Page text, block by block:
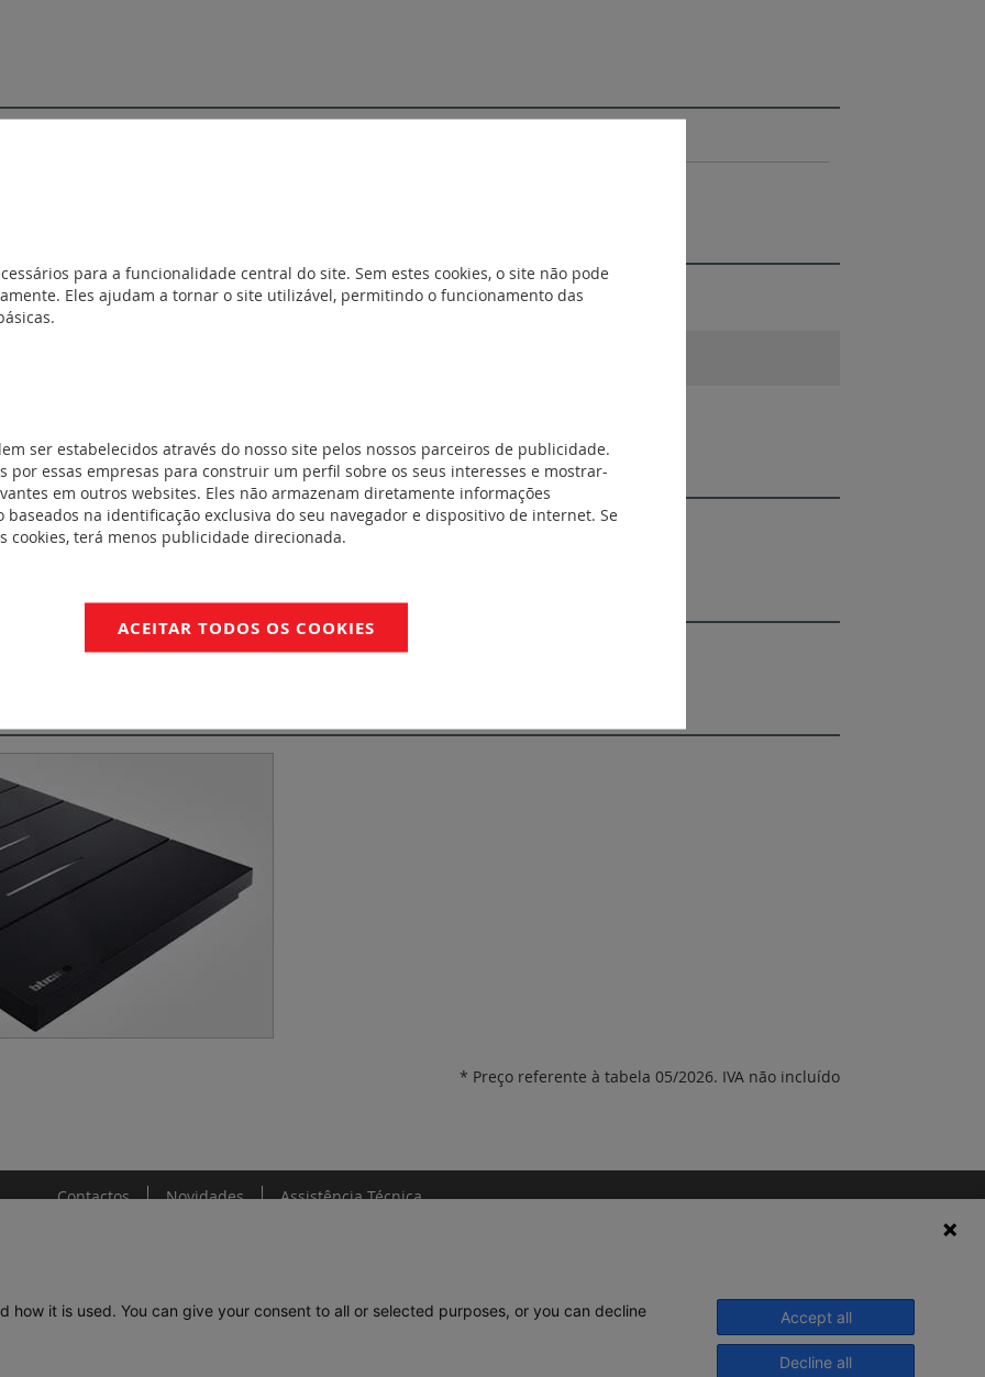
NotíciaTécnica
KNX EIB-5/16503/20
* Preço referente à tabela 05/2026. IVA não incluído
Contactos Novidades Assistência Técnica
para a funcionalidade central do site. Sem estes cookies, o site não pode
Eles ajudam a tornar o site utilizável, permitindo o funcionamento das
ser estabelecidos através do nosso site pelos nossos parceiros de publicidade.
por essas empresas para construir um perfil sobre os seus interesses e mostrar-
em outros websites. Eles não armazenam diretamente informações
baseados na identificação exclusiva do seu navegador e dispositivo de internet. Se
cookies, terá menos publicidade direcionada.
ACEITAR TODOS OS COOKIES
© 2020 Legrand. Todos os direitos
it is used. You can give your consent to all or selected purposes, or you can decline
Accept all
Decline all